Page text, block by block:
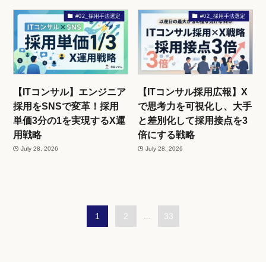
#02_採用手法選定
【ITコンサル】エンジニア
採用をSNSで変革！採用
単価3分の1を実現するX運
用戦略
July 28, 2026
#02_採用手法選定
【ITコンサル採用広報】X
で思考力を可視化し、大手
と差別化して採用接点を3
倍にする戦略
July 28, 2026
1 2 ... 33